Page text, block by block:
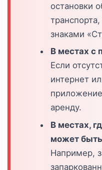
остановки
знаками
В местах с
Если
интернет
аренду.
В местах,
может
Например,